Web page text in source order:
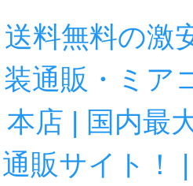
送料無料の激
装通販・ミア
本店 | 国内最
通販サイト！